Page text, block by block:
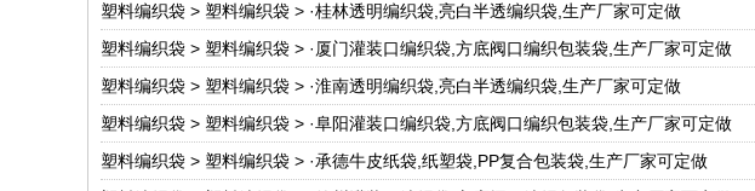
塑料编织袋 > 塑料编织袋 > ·桂林透明编织袋,亮白半透编织袋,生产厂家可定做
塑料编织袋 > 塑料编织袋 > · 厦门灌装口编织袋,方底阀口编织包装袋,生产厂家可定做
塑料编织袋 > 塑料编织袋 > ·淮南透明编织袋,亮白半透编织袋,生产厂家可定做
塑料编织袋 > 塑料编织袋 > ·阜阳灌装口编织袋,方底阀口编织包装袋,生产厂家可定做
塑料编织袋 > 塑料编织袋 > ·承德牛皮纸袋,纸塑袋,PP复合包装袋,生产厂家可定做